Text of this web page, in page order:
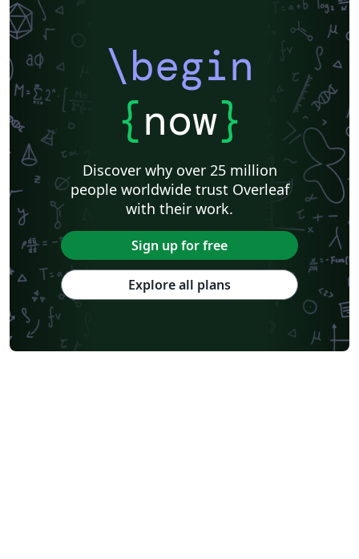
\begin
{now}
Discover why over 25 million
people worldwide trust Overleaf
with their work.
Sign up for free
Explore all plans